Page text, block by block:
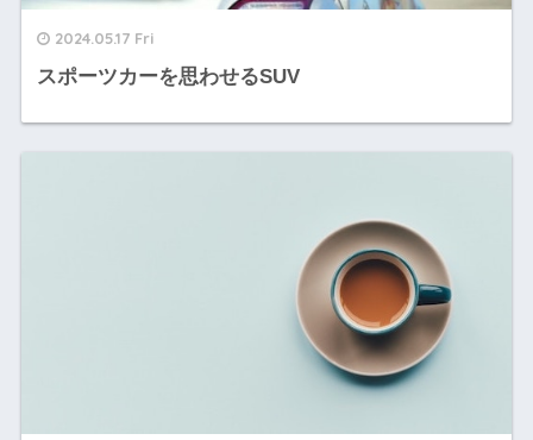
2024.05.17 Fri
スポーツカーを思わせるSUV